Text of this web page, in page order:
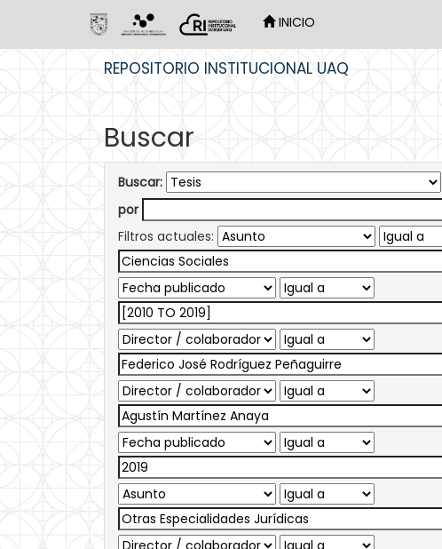
INICIO
REPOSITORIO INSTITUCIONAL UAQ
Buscar
Buscar:
por
Filtros actuales: